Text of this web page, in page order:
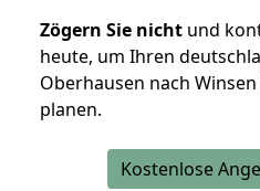
Zögern Sie nicht und
heute, um Ihren
Oberhausen nach
planen.
Kostenlose